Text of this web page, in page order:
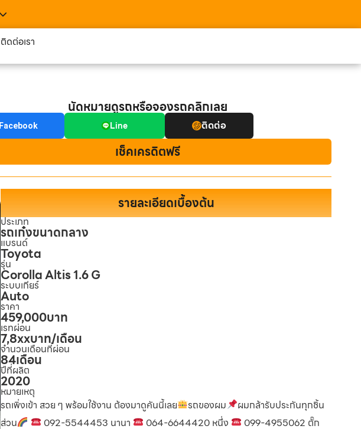
ติดต่อเรา
นัดหมายดูรถหรือจองรถคลิกเลย
Facebook Line ติดต่อ
เช็คเครดิตฟรี
รายละเอียดเบื้องต้น
ประเภท
รถเก๋งขนาดกลาง
แบรนด์
Toyota
รุ่น
Corolla Altis 1.6 G
ระบบเกียร์
Auto
ราคา
459,000บาท
เรทผ่อน
7,8xxบาท/เดือน
จำนวนเดือนที่ผ่อน
84เดือน
ปีที่ผลิต
2020
หมายเหตุ
รถเพิ่งเข้า สวย ๆ พร้อมใช้งาน ต้องมาดูคันนี้เลย
รถของผม
ผมกล้ารับประกันทุกชิ้น
ส่วน
092-5544453 นานา 064-6644420 หนึ่ง
099-4955062 ตั๊ก